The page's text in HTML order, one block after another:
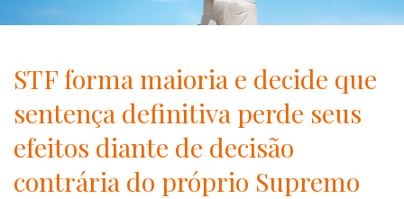
INCLUSÃO E DIVERSIDADE
PRÊMIOS
NOSSA EQUIPE
PROFISSIONAIS
CARREIRA
Contato
Localização
EN-US
STF forma maioria e decide que
sentença definitiva perde seus
efeitos diante de decisão
contrária do próprio Supremo